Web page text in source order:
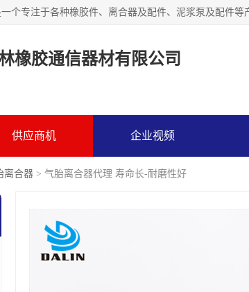
橡胶通信器材有限公司
供应商机 企业视频
离合器 > 气胎离合器代理 寿命长-耐磨性好